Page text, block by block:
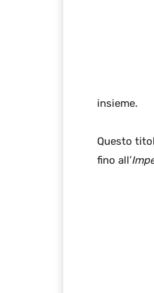
insieme.
Questo
fino all’